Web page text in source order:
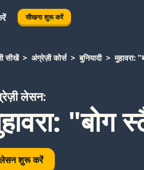
सीखना शुरू करें
सीखें अंग्रेज़ी कोर्स बुनियादी मुहावरा:
लेसन:
"बोग
शुरू करें